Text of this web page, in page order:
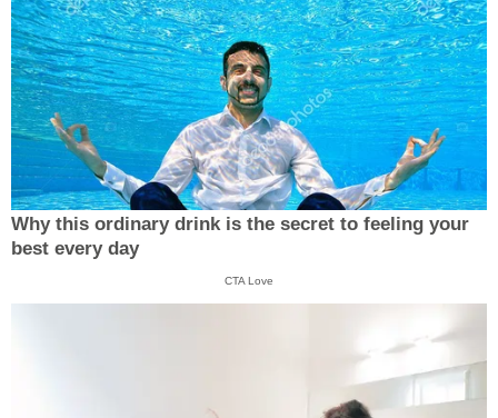
Why this ordinary drink is the secret to feeling your
best every day
CTA Love